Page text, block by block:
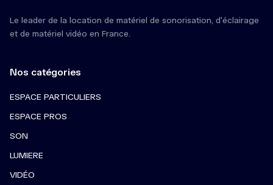
Le leader de la location de matériel de sonorisation, d'éclairage
et de matériel vidéo en France.
Nos catégories
ESPACE PARTICULIERS
ESPACE PROS
SON
LUMIERE
VIDÉO